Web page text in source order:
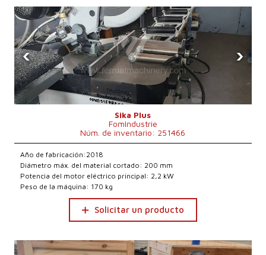
‹ ›
Sika Plus
FomIndustrie
Núm. de inventario: 251466
Año de fabricación:2018
Diámetro máx. del material cortado: 200 mm
Potencia del motor eléctrico principal: 2,2 kW
Peso de la máquina: 170 kg
Solicitar un producto